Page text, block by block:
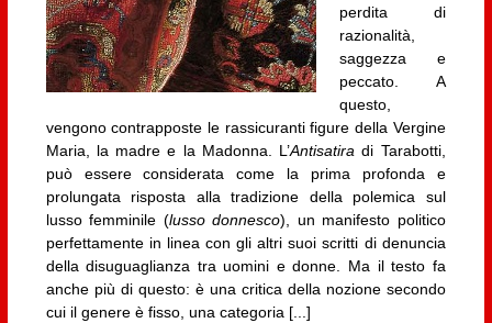
perdita di
razionalità,
saggezza e
peccato. A
questo,
vengono contrapposte le rassicuranti figure della Vergine
Maria, la madre e la Madonna. L’Antisatira di Tarabotti,
può essere considerata come la prima profonda e
prolungata risposta alla tradizione della polemica sul
lusso femminile (lusso donnesco), un manifesto politico
perfettamente in linea con gli altri suoi scritti di denuncia
della disuguaglianza tra uomini e donne. Ma il testo fa
anche più di questo: è una critica della nozione secondo
cui il genere è fisso, una categoria [...]